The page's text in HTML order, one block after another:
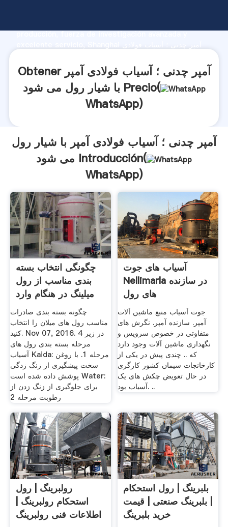
producción, fuerza de investigación avanzada y
aporta valores a todos los clientes.
Obtener آمپر چدنی ؛ آسیاب فولادی آمپر
با شیار رول می شود Precio(
WhatsApp)
آمپر چدنی ؛ آسیاب فولادی آمپر با شیار رول
می شود Introducción(
WhatsApp)
چگونگی انتخاب بسته
بندی مناسب از رول
میلینگ در هنگام وارد
چگونه بسته بندی صادرات
مناسب رول های میلان را انتخاب
کنید. Nov 07, 2016. در زیر 4
مرحله بسته بندی رول های
آسیاب Kaida: مرحله 1. با روغن
سخت پیشگیری از زنگ زدگی
پوشش داده شده است Water:
برای جلوگیری از زنگ زدن از
رطوبت مرحله 2
آسیاب های جوت
Nellimarla در سازنده
های رول
جوت آسیاب منبع ماشین آلات
آمپر. سازنده آمپر. نگرش های
متفاوتی در خصوص سرویس و
نگهداری ماشین آلات وجود دارد
که .. چندی پیش در یکی از
کارخانجات سیمان کشور کارگری
در حال تعویض چکش های یک
آسیاب بود. ..
رولبرینگ | رول
استحکام رولبرینگ |
اطلاعات فنی رولبرینگ
بلبرینگ | رول استحکام
| بلبرینگ صنعتی | قیمت
خرید بلبرینگ